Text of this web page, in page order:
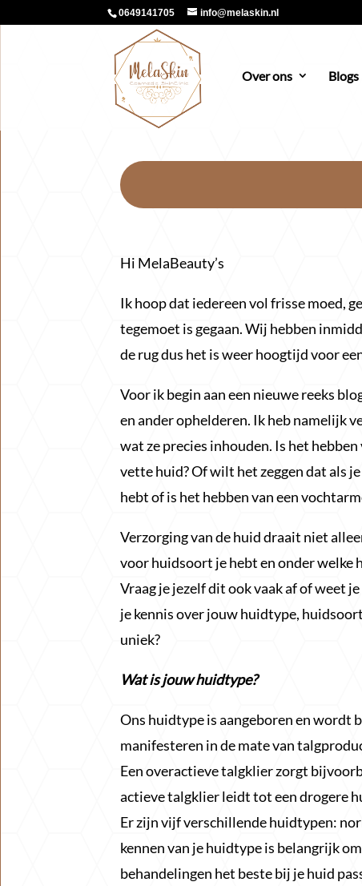
0649141705 info@melaskin.nl
Over ons Blogs
Hi MelaBeauty’s
Ik hoop dat iedereen vol frisse moed,
tegemoet is gegaan. Wij hebben
de rug dus het is weer hoogtijd voor
Voor ik begin aan een nieuwe reeks
en ander ophelderen. Ik heb namelijk
wat ze precies inhouden. Is het
vette huid? Of wilt het zeggen dat als
hebt of is het hebben van een
Verzorging van de huid draait niet
voor huidsoort je hebt en onder welke
Vraag je jezelf dit ook vaak af of weet
je kennis over jouw huidtype,
uniek?
Wat is jouw huidtype?
Ons huidtype is aangeboren en wordt
manifesteren in de mate van
Een overactieve talgklier zorgt
actieve talgklier leidt tot een drogere
Er zijn vijf verschillende huidtypen:
kennen van je huidtype is belangrijk
behandelingen het beste bij je huid